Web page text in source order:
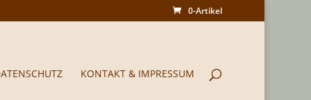
0-Artikel
KONTAKT & IMPRESSUM